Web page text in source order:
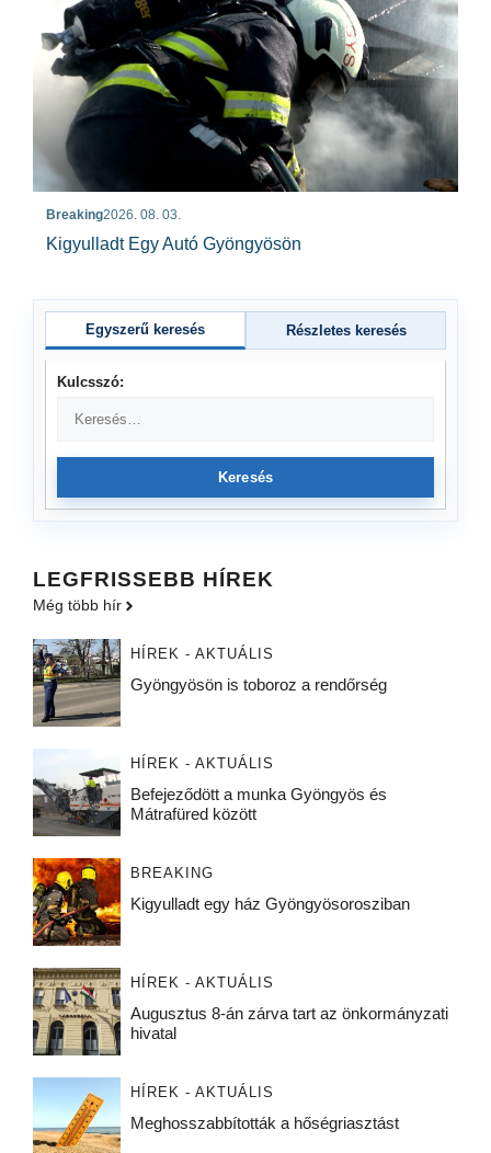
Breaking2026. 08. 03.
Kigyulladt Egy Autó Gyöngyösön
Egyszerű keresés Részletes keresés
Kulcsszó:
Keresés
LEGFRISSEBB HÍREK
Még több hír
HÍREK - AKTUÁLIS
Gyöngyösön is toboroz a rendőrség
HÍREK - AKTUÁLIS
Befejeződött a munka Gyöngyös és
Mátrafüred között
BREAKING
Kigyulladt egy ház Gyöngyösorosziban
HÍREK - AKTUÁLIS
Augusztus 8-án zárva tart az önkormányzati
hivatal
HÍREK - AKTUÁLIS
Meghosszabbították a hőségriasztást